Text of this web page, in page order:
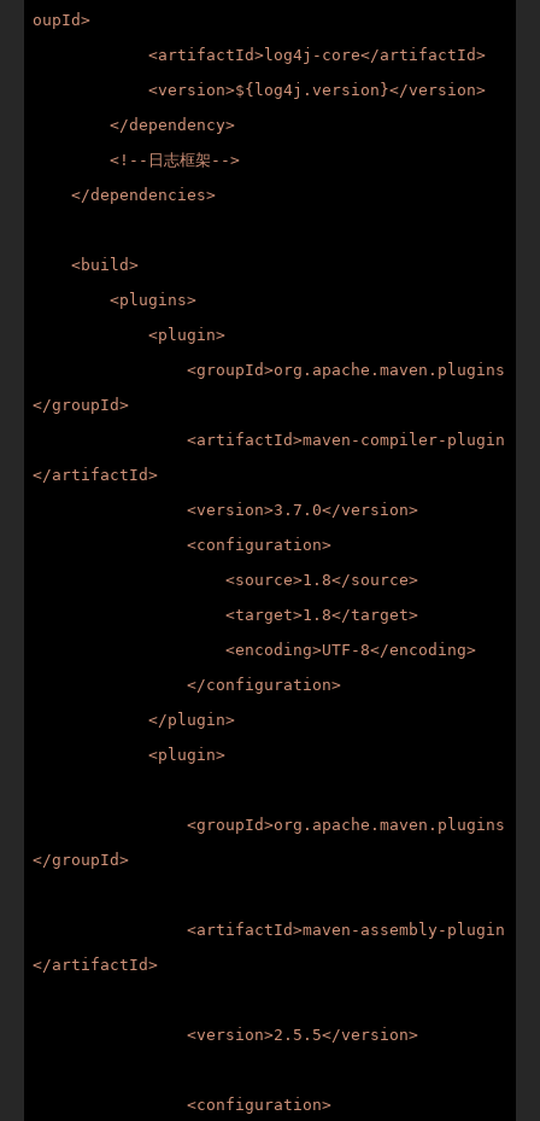
oupId>
<artifactId>log4j-core</artifactId>
<version>${log4j.version}</version>
</dependency>
<!--日志框架-->
</dependencies>
<build>
<plugins>
<plugin>
<groupId>org.apache.maven.plugins
</groupId>
<artifactId>maven-compiler-plugin
</artifactId>
<version>3.7.0</version>
<configuration>
<source>1.8</source>
<target>1.8</target>
<encoding>UTF-8</encoding>
</configuration>
</plugin>
<plugin>
<groupId>org.apache.maven.plugins
</groupId>
<artifactId>maven-assembly-plugin
</artifactId>
<version>2.5.5</version>
<configuration>